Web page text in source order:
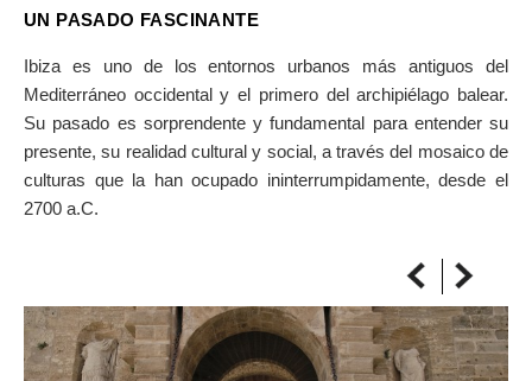
ORGANIZA TU VIAJE
Datos prácticos antes de visitarnos
SOBRE EL MAPA
Llega siempre a tu destino
UN PASADO FASCINANTE
Ibiza es uno de los entornos urbanos más antiguos del
Mediterráneo occidental y el primero del archipiélago balear.
Su pasado es sorprendente y fundamental para entender su
presente, su realidad cultural y social, a través del mosaico de
culturas que la han ocupado ininterrumpidamente, desde el
2700 a.C.